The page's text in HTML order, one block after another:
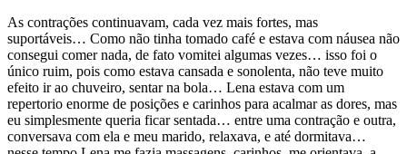
As contrações continuavam, cada vez mais fortes, mas
suportáveis… Como não tinha tomado café e estava com náusea não
consegui comer nada, de fato vomitei algumas vezes… isso foi o
único ruim, pois como estava cansada e sonolenta, não teve muito
efeito ir ao chuveiro, sentar na bola… Lena estava com um
repertorio enorme de posições e carinhos para acalmar as dores, mas
eu simplesmente queria ficar sentada… entre uma contração e outra,
conversava com ela e meu marido, relaxava, e até dormitava…